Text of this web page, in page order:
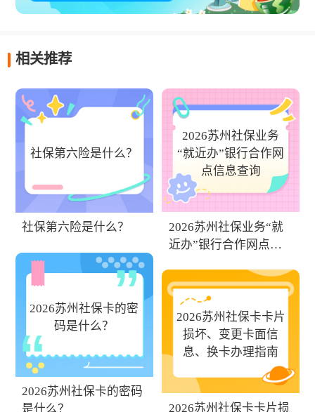
相关推荐
社保第六险是什么？
社保第六险是什么？
2026苏州社保卡的密
码是什么？
2026苏州社保卡的密码
是什么？
2026苏州社保业务
“就近办”银行合作网
点信息查询
2026苏州社保业务“就
近办”银行合作网点信
2026苏州社保卡卡片
损坏、变更卡面信
息、换卡办理指南
2026苏州社保卡卡片损